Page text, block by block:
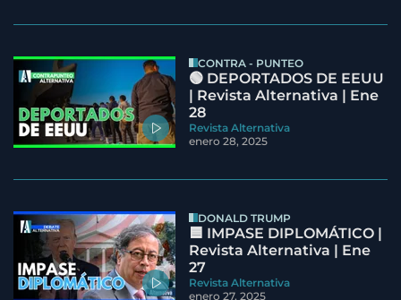
CONTRA - PUNTEO
🟢 DEPORTADOS DE EEUU
| Revista Alternativa | Ene
28
Revista Alternativa
enero 28, 2025
DONALD TRUMP
🟦 IMPASE DIPLOMÁTICO |
Revista Alternativa | Ene
27
Revista Alternativa
enero 27, 2025